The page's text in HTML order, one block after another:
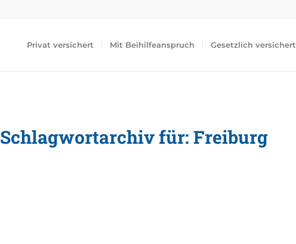
Privat versichert Mit Beihilfeanspruch Gesetzlich versichert
Schlagwortarchiv für: Freiburg